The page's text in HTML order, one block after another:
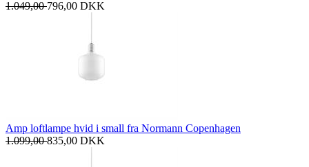
1.049,00796,00 DKK
Amp loftlampe hvid i small fra Normann Copenhagen
1.099,00835,00 DKK